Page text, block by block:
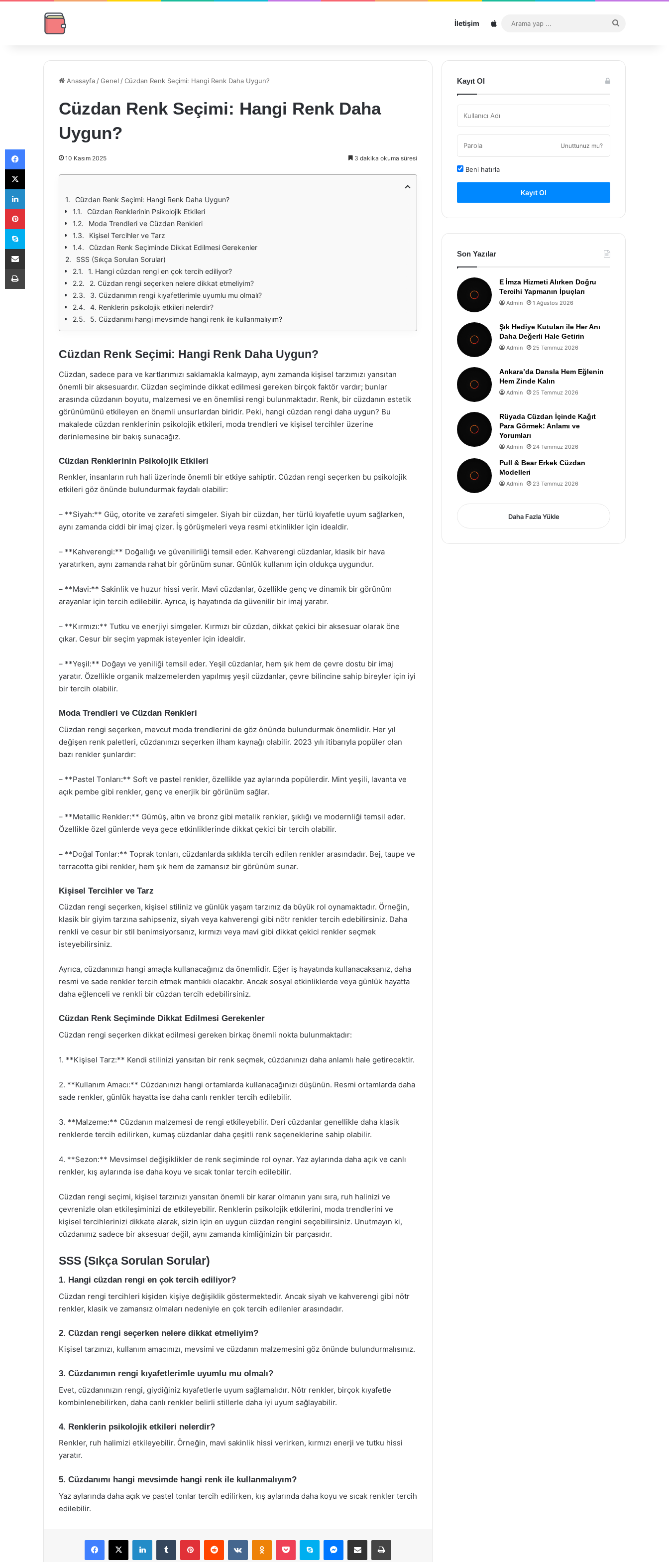
İletişim Sitemap
...
Anasayfa /Genel /Cüzdan Renk Seçimi: Hangi Renk Daha Uygun?
Cüzdan Renk Seçimi: Hangi Renk Daha
Uygun?
10 Kasım 2025 3 dakika okuma süresi
Cüzdan Renk Seçimi: Hangi Renk Daha Uygun?
Cüzdan Renklerinin Psikolojik Etkileri
Moda Trendleri ve Cüzdan Renkleri
Kişisel Tercihler ve Tarz
Cüzdan Renk Seçiminde Dikkat Edilmesi Gerekenler
SSS (Sıkça Sorulan Sorular)
1. Hangi cüzdan rengi en çok tercih ediliyor?
2. Cüzdan rengi seçerken nelere dikkat etmeliyim?
3. Cüzdanımın rengi kıyafetlerimle uyumlu mu olmalı?
4. Renklerin psikolojik etkileri nelerdir?
5. Cüzdanımı hangi mevsimde hangi renk ile kullanmalıyım?
Cüzdan Renk Seçimi: Hangi Renk Daha Uygun?
Cüzdan, sadece para ve kartlarımızı saklamakla kalmayıp, aynı zamanda kişisel tarzımızı yansıtan
önemli bir aksesuardır. Cüzdan seçiminde dikkat edilmesi gereken birçok faktör vardır; bunlar
arasında cüzdanın boyutu, malzemesi ve en önemlisi rengi bulunmaktadır. Renk, bir cüzdanın estetik
görünümünü etkileyen en önemli unsurlardan biridir. Peki, hangi cüzdan rengi daha uygun? Bu
makalede cüzdan renklerinin psikolojik etkileri, moda trendleri ve kişisel tercihler üzerine
derinlemesine bir bakış sunacağız.
Cüzdan Renklerinin Psikolojik Etkileri
Renkler, insanların ruh hali üzerinde önemli bir etkiye sahiptir. Cüzdan rengi seçerken bu psikolojik
etkileri göz önünde bulundurmak faydalı olabilir:
– **Siyah:** Güç, otorite ve zarafeti simgeler. Siyah bir cüzdan, her türlü kıyafetle uyum sağlarken,
aynı zamanda ciddi bir imaj çizer. İş görüşmeleri veya resmi etkinlikler için idealdir.
– **Kahverengi:** Doğallığı ve güvenilirliği temsil eder. Kahverengi cüzdanlar, klasik bir hava
yaratırken, aynı zamanda rahat bir görünüm sunar. Günlük kullanım için oldukça uygundur.
– **Mavi:** Sakinlik ve huzur hissi verir. Mavi cüzdanlar, özellikle genç ve dinamik bir görünüm
arayanlar için tercih edilebilir. Ayrıca, iş hayatında da güvenilir bir imaj yaratır.
– **Kırmızı:** Tutku ve enerjiyi simgeler. Kırmızı bir cüzdan, dikkat çekici bir aksesuar olarak öne
çıkar. Cesur bir seçim yapmak isteyenler için idealdir.
– **Yeşil:** Doğayı ve yeniliği temsil eder. Yeşil cüzdanlar, hem şık hem de çevre dostu bir imaj
yaratır. Özellikle organik malzemelerden yapılmış yeşil cüzdanlar, çevre bilincine sahip bireyler için iyi
bir tercih olabilir.
Moda Trendleri ve Cüzdan Renkleri
Cüzdan rengi seçerken, mevcut moda trendlerini de göz önünde bulundurmak önemlidir. Her yıl
değişen renk paletleri, cüzdanınızı seçerken ilham kaynağı olabilir. 2023 yılı itibarıyla popüler olan
bazı renkler şunlardır:
– **Pastel Tonları:** Soft ve pastel renkler, özellikle yaz aylarında popülerdir. Mint yeşili, lavanta ve
açık pembe gibi renkler, genç ve enerjik bir görünüm sağlar.
– **Metallic Renkler:** Gümüş, altın ve bronz gibi metalik renkler, şıklığı ve modernliği temsil eder.
Özellikle özel günlerde veya gece etkinliklerinde dikkat çekici bir tercih olabilir.
– **Doğal Tonlar:** Toprak tonları, cüzdanlarda sıklıkla tercih edilen renkler arasındadır. Bej, taupe ve
terracotta gibi renkler, hem şık hem de zamansız bir görünüm sunar.
Kişisel Tercihler ve Tarz
Cüzdan rengi seçerken, kişisel stiliniz ve günlük yaşam tarzınız da büyük rol oynamaktadır. Örneğin,
klasik bir giyim tarzına sahipseniz, siyah veya kahverengi gibi nötr renkler tercih edebilirsiniz. Daha
renkli ve cesur bir stil benimsiyorsanız, kırmızı veya mavi gibi dikkat çekici renkler seçmek
isteyebilirsiniz.
Ayrıca, cüzdanınızı hangi amaçla kullanacağınız da önemlidir. Eğer iş hayatında kullanacaksanız, daha
resmi ve sade renkler tercih etmek mantıklı olacaktır. Ancak sosyal etkinliklerde veya günlük hayatta
daha eğlenceli ve renkli bir cüzdan tercih edebilirsiniz.
Cüzdan Renk Seçiminde Dikkat Edilmesi Gerekenler
Cüzdan rengi seçerken dikkat edilmesi gereken birkaç önemli nokta bulunmaktadır:
1. **Kişisel Tarz:** Kendi stilinizi yansıtan bir renk seçmek, cüzdanınızı daha anlamlı hale getirecektir.
2. **Kullanım Amacı:** Cüzdanınızı hangi ortamlarda kullanacağınızı düşünün. Resmi ortamlarda daha
sade renkler, günlük hayatta ise daha canlı renkler tercih edilebilir.
3. **Malzeme:** Cüzdanın malzemesi de rengi etkileyebilir. Deri cüzdanlar genellikle daha klasik
renklerde tercih edilirken, kumaş cüzdanlar daha çeşitli renk seçeneklerine sahip olabilir.
4. **Sezon:** Mevsimsel değişiklikler de renk seçiminde rol oynar. Yaz aylarında daha açık ve canlı
renkler, kış aylarında ise daha koyu ve sıcak tonlar tercih edilebilir.
Cüzdan rengi seçimi, kişisel tarzınızı yansıtan önemli bir karar olmanın yanı sıra, ruh halinizi ve
çevrenizle olan etkileşiminizi de etkileyebilir. Renklerin psikolojik etkilerini, moda trendlerini ve
kişisel tercihlerinizi dikkate alarak, sizin için en uygun cüzdan rengini seçebilirsiniz. Unutmayın ki,
cüzdanınız sadece bir aksesuar değil, aynı zamanda kimliğinizin bir parçasıdır.
SSS (Sıkça Sorulan Sorular)
1. Hangi cüzdan rengi en çok tercih ediliyor?
Cüzdan rengi tercihleri kişiden kişiye değişiklik göstermektedir. Ancak siyah ve kahverengi gibi nötr
renkler, klasik ve zamansız olmaları nedeniyle en çok tercih edilenler arasındadır.
2. Cüzdan rengi seçerken nelere dikkat etmeliyim?
Kişisel tarzınızı, kullanım amacınızı, mevsimi ve cüzdanın malzemesini göz önünde bulundurmalısınız.
3. Cüzdanımın rengi kıyafetlerimle uyumlu mu olmalı?
Evet, cüzdanınızın rengi, giydiğiniz kıyafetlerle uyum sağlamalıdır. Nötr renkler, birçok kıyafetle
kombinlenebilirken, daha canlı renkler belirli stillerle daha iyi uyum sağlayabilir.
4. Renklerin psikolojik etkileri nelerdir?
Renkler, ruh halimizi etkileyebilir. Örneğin, mavi sakinlik hissi verirken, kırmızı enerji ve tutku hissi
yaratır.
5. Cüzdanımı hangi mevsimde hangi renk ile kullanmalıyım?
Yaz aylarında daha açık ve pastel tonlar tercih edilirken, kış aylarında daha koyu ve sıcak renkler tercih
edilebilir.
Facebook
X LinkedInTumblr PinterestReddit VKontakteOdnoklassniki
Pocket Skype Messenger
E-Posta ile paylaş Yazdır
Kayıt Ol
Unuttunuz mu?
Beni hatırla
Kayıt Ol
Son Yazılar
E İmza Hizmeti Alırken Doğru
Tercihi Yapmanın İpuçları
Admin 1 Ağustos 2026
Şık Hediye Kutuları ile Her Anı
Daha Değerli Hale Getirin
Admin 25 Temmuz 2026
Ankara’da Dansla Hem Eğlenin
Hem Zinde Kalın
Admin 25 Temmuz 2026
Rüyada Cüzdan İçinde Kağıt
Para Görmek: Anlamı ve
Yorumları
Admin 24 Temmuz 2026
Pull & Bear Erkek Cüzdan
Modelleri
Admin 23 Temmuz 2026
Daha Fazla Yükle
Facebook
X
LinkedIn
Pinterest
Skype
E-Posta ile paylaş